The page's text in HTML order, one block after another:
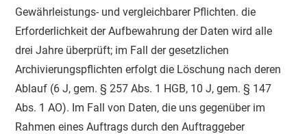
Gewährleistungs- und vergleichbarer Pflichten. die
Erforderlichkeit der Aufbewahrung der Daten wird alle
drei Jahre überprüft; im Fall der gesetzlichen
Archivierungspflichten erfolgt die Löschung nach deren
Ablauf (6 J, gem. § 257 Abs. 1 HGB, 10 J, gem. § 147
Abs. 1 AO). Im Fall von Daten, die uns gegenüber im
Rahmen eines Auftrags durch den Auftraggeber